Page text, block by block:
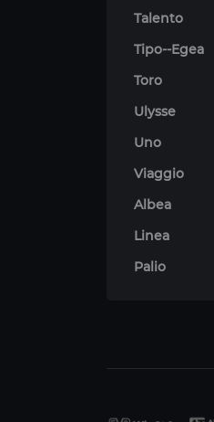
Talento
Tipo--Egea
Toro
Ulysse
Uno
Viaggio
Albea
Linea
Palio